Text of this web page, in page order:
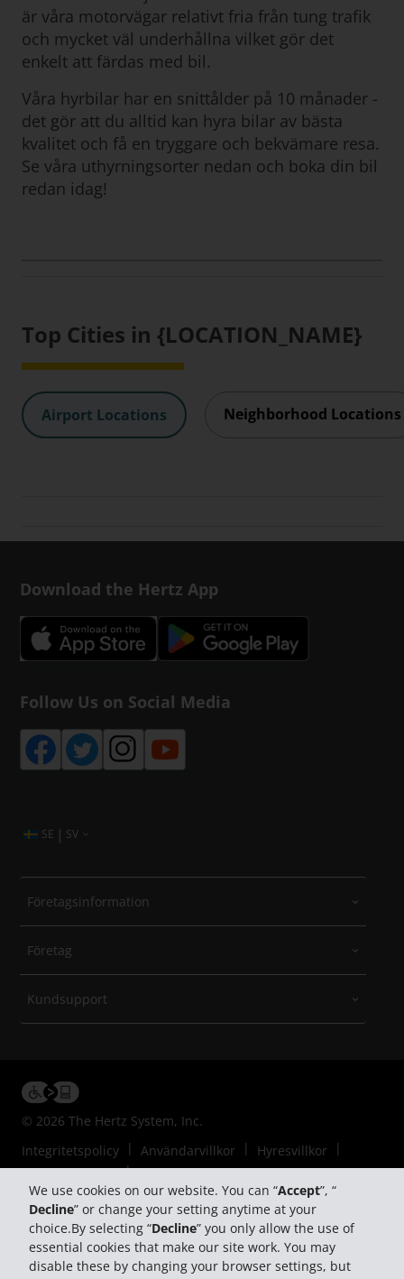
We use cookies on our website. You can “Accept”, “
Decline” or change your setting anytime at your
choice.By selecting “Decline” you only allow the use of
essential cookies that make our site work. You may
disable these by changing your browser settings, but
är våra motorvägar relativt fria från tung trafik
och mycket väl underhållna vilket gör det
enkelt att färdas med bil.
Våra hyrbilar har en snittålder på 10 månader -
det gör att du alltid kan hyra bilar av bästa
kvalitet och få en tryggare och bekvämare resa.
Se våra uthyrningsorter nedan och boka din bil
redan idag!
Top Cities in {LOCATION_NAME}
Airport Locations Neighborhood Locations
Download the Hertz App
Follow Us on Social Media
SE | SV
Företagsinformation
Företag
Kundsupport
© 2026 The Hertz System, Inc.
Integritetspolicy
Användarvillkor
Hyresvillkor
Webbplatskarta
Hantera Mina Cookies